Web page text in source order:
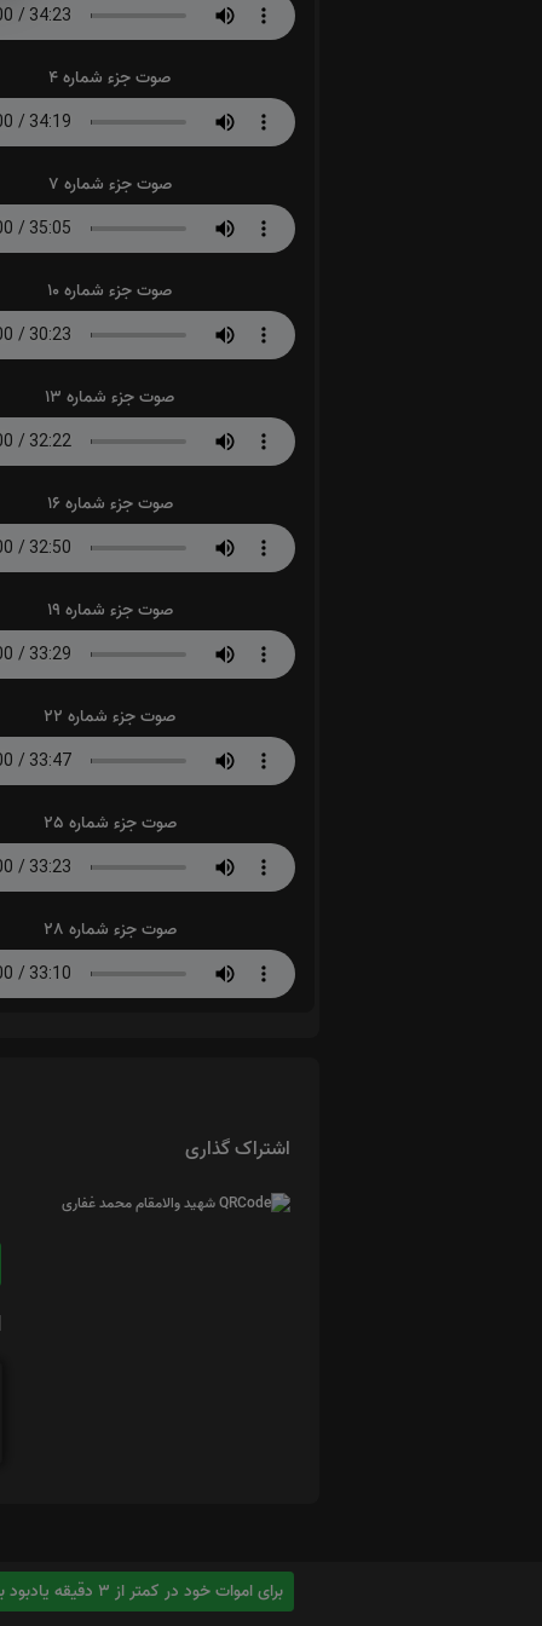
صوت جزء شماره 4
صوت جزء شماره 7
صوت جزء شماره 10
صوت جزء شماره 13
صوت جزء شماره 16
صوت جزء شماره 19
صوت جزء شماره 22
صوت جزء شماره 25
صوت جزء شماره 28
اشتراک گذاری
برای اموات خود در کمتر از 3 دقیقه یادبود بسازید